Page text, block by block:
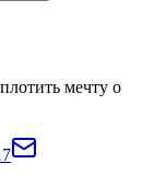
мечту о